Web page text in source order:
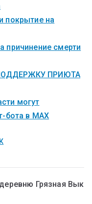
покрытие на
причинение смерти
ПРИЮТА
могут
бота в MAX
Грязная Вык